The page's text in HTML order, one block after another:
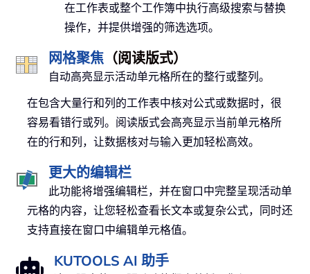
在工作表或整个工作簿中执行高级搜索与替换
操作，并提供增强的筛选选项。
网格聚焦 （阅读版式）
自动高亮显示活动单元格所在的整行或整列。
在包含大量行和列的工作表中核对公式或数据时，很
容易看错行或列。阅读版式会高亮显示当前单元格所
在的行和列，让数据核对与输入更加轻松高效。
更大的编辑栏
此功能将增强编辑栏，并在窗口中完整呈现活动单
元格的内容，让您轻松查看长文本或复杂公式，同时还
支持直接在窗口中编辑单元格值。
KUTOOLS AI 助手